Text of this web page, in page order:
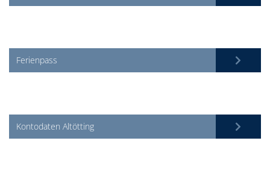
Ferienpass
Kontodaten Altötting